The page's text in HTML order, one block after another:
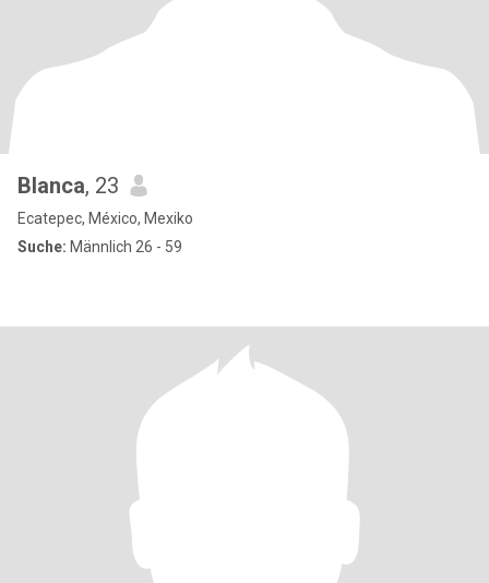
Blanca, 23
Ecatepec, México, Mexiko
Suche: Männlich 26 - 59